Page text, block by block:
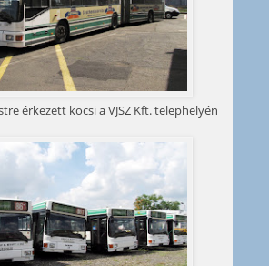
érkezett kocsi a VJSZ Kft. telephelyén